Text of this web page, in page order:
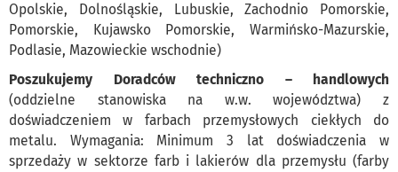
Opolskie, Dolnośląskie, Lubuskie, Zachodnio Pomorskie,
Pomorskie, Kujawsko Pomorskie, Warmińsko-Mazurskie,
Podlasie, Mazowieckie wschodnie)
Poszukujemy Doradców techniczno – handlowych
(oddzielne stanowiska na w.w. województwa) z
doświadczeniem w farbach przemysłowych ciekłych do
metalu. Wymagania: Minimum 3 lat doświadczenia w
sprzedaży w sektorze farb i lakierów dla przemysłu (farby